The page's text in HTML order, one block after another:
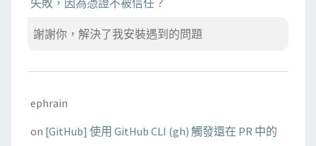
失敗，因為憑證不被信任？
謝謝你，解決了我安裝遇到的問題
ephrain
on [GitHub] 使用 GitHub CLI (gh) 觸發還在 PR 中的